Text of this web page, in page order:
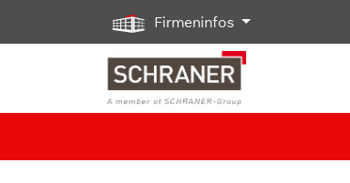
Zum Inhalt springen
Firmeninfos